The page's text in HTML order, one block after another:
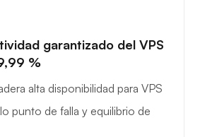
garantizado del VPS
%
alta disponibilidad para VPS
punto de falla y equilibrio de